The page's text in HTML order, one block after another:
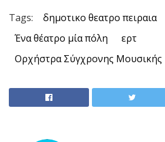
Tags:
δημοτικο θεατρο πειραια
Ένα θέατρο μία πόλη
ερτ
Ορχήστρα Σύγχρονης Μουσικής